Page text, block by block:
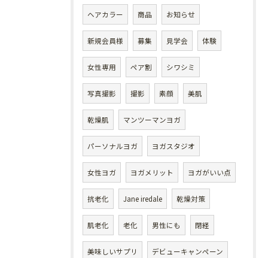
ヘアカラー 商品 お知らせ
新規会員様 募集 見学会 体験
女性専用 ペア割 シワシミ
写真撮影 撮影 素顔 美肌
乾燥肌 マンツーマンヨガ
パーソナルヨガ ヨガスタジオ
女性ヨガ ヨガメリット ヨガがいい点
抗老化 Jane iredale 乾燥対策
肌老化 老化 男性にも 閉経
美味しいサプリ デビューキャンペーン